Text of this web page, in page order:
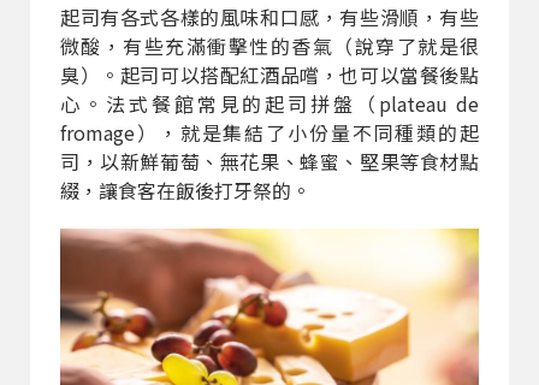
起司有各式各樣的風味和口感，有些滑順，有些
微酸，有些充滿衝擊性的香氣（說穿了就是很
臭）。起司可以搭配紅酒品嚐，也可以當餐後點
心。法式餐館常見的起司拼盤（plateau de
fromage），就是集結了小份量不同種類的起
司，以新鮮葡萄、無花果、蜂蜜、堅果等食材點
綴，讓食客在飯後打牙祭的。